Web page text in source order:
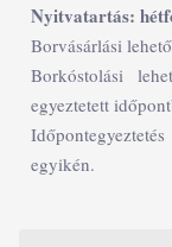
Nyitvatartás:
Borvásárlási
Borkóstolási
egyeztetett
egyikén.